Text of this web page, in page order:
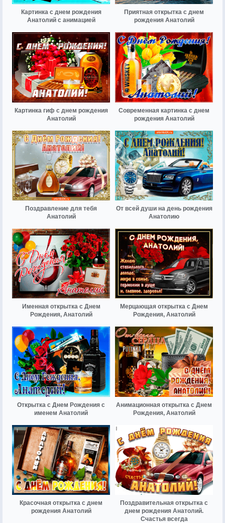
Картинка с днем рождения
Анатолий с анимацией
Приятная открытка с днем
рождения Анатолий
Картинка гиф с днем рождения
Анатолий
Современная картинка с днем
рождения Анатолий
Поздравление для тебя
Анатолий
От всей души на день рождения
Анатолию
Именная открытка с Днем
Рождения, Анатолий
Мерцающая открытка с Днем
Рождения, Анатолий
Открытка с Днем Рождения с
именем Анатолий
Анимационная открытка с Днем
Рождения, Анатолий
Красочная открытка с днем
рождения Анатолий
Поздравительная открытка с
днем рождения Анатолий.
Счастья всегда